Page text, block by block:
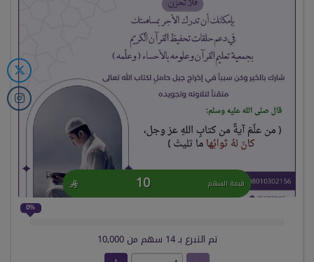
قيمة السهم 10

0%
تم التبرع بـ14 سهم من10,000